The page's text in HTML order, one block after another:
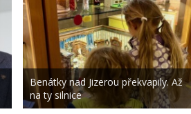
Benátky nad Jizerou překvapily. Až
na ty silnice